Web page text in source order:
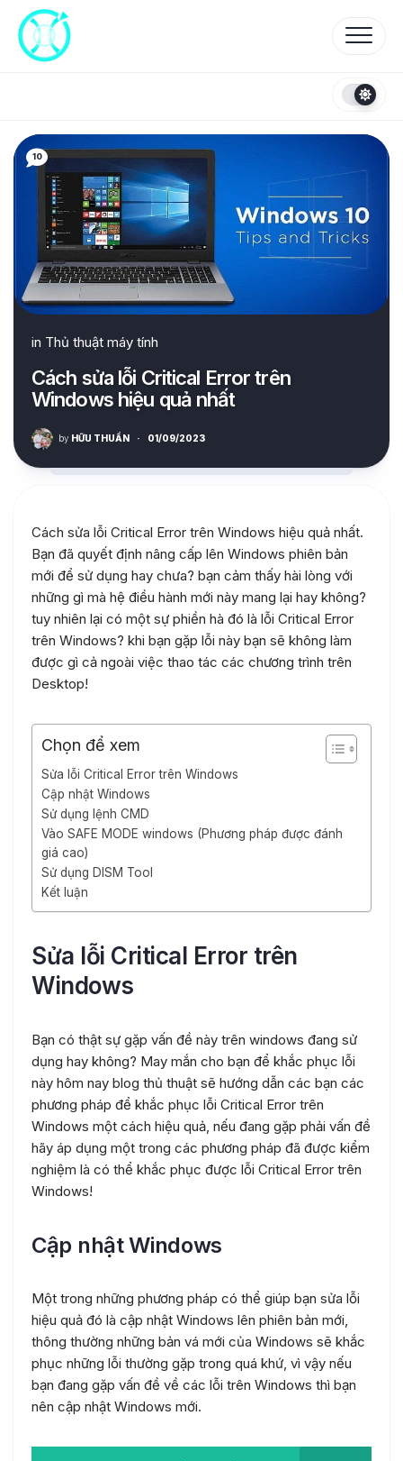
content
10
in Thủ thuật máy tính
Cách sửa lỗi Critical Error trên
Windows hiệu quả nhất
by HỮU THUẦN · 01/09/2023
Cách sửa lỗi Critical Error trên Windows hiệu quả nhất.
Bạn đã quyết định nâng cấp lên Windows phiên bản
mới để sử dụng hay chưa? bạn cảm thấy hài lòng với
những gì mà hệ điều hành mới này mang lại hay không?
tuy nhiên lại có một sự phiền hà đó là lỗi Critical Error
trên Windows? khi bạn gặp lỗi này bạn sẽ không làm
được gì cả ngoài việc thao tác các chương trình trên
Desktop!
Chọn để xem
Sửa lỗi Critical Error trên Windows
Cập nhật Windows
Sử dụng lệnh CMD
Vào SAFE MODE windows (Phương pháp được đánh
giá cao)
Sử dụng DISM Tool
Kết luận
Sửa lỗi Critical Error trên
Windows
Bạn có thật sự gặp vấn đề này trên windows đang sử
dụng hay không? May mắn cho bạn để khắc phục lỗi
này hôm nay blog thủ thuật sẽ hướng dẫn các bạn các
phương pháp để khắc phục lỗi Critical Error trên
Windows một cách hiệu quả, nếu đang gặp phải vấn đề
hãy áp dụng một trong các phương pháp đã được kiểm
nghiệm là có thể khắc phục được lỗi Critical Error trên
Windows!
Cập nhật Windows
Một trong những phương pháp có thể giúp bạn sửa lỗi
hiệu quả đó là cập nhật Windows lên phiên bản mới,
thông thường những bản vá mới của Windows sẽ khắc
phục những lỗi thường gặp trong quá khứ, vì vậy nếu
bạn đang gặp vấn đề về các lỗi trên Windows thì bạn
nên cập nhật Windows mới.